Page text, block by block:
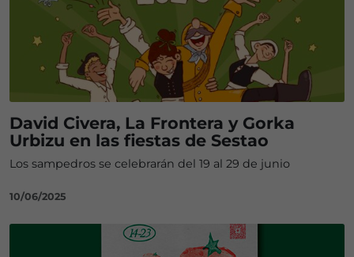
David Civera, La Frontera y Gorka
Urbizu en las fiestas de Sestao
Los sampedros se celebrarán del 19 al 29 de junio
10/06/2025